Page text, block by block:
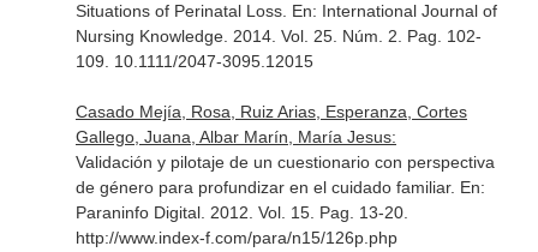
Situations of Perinatal Loss. En: International Journal of
Nursing Knowledge. 2014. Vol. 25. Núm. 2. Pag. 102-
109. 10.1111/2047-3095.12015
Casado Mejía, Rosa, Ruiz Arias, Esperanza, Cortes
Gallego, Juana, Albar Marín, María Jesus:
Validación y pilotaje de un cuestionario con perspectiva
de género para profundizar en el cuidado familiar. En:
Paraninfo Digital. 2012. Vol. 15. Pag. 13-20.
http://www.index-f.com/para/n15/126p.php